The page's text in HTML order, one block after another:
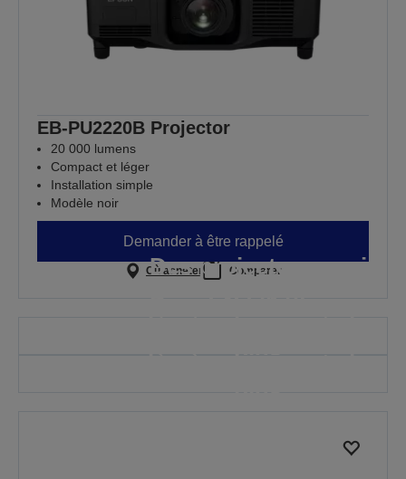
EB-PU2220B Projector
20 000 lumens
Compact et léger
Installation simple
Modèle noir
Demander à être rappelé
Où acheter Comparer
Des projecteurs qui